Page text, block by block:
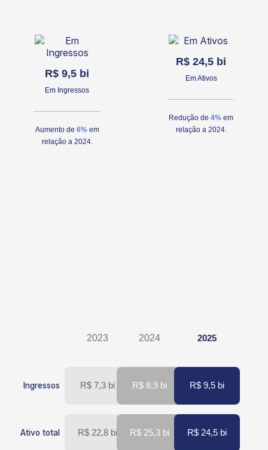
R$ 9,5 bi
Em Ingressos
Aumento de 6%em
relação a 2024.
R$ 24,5 bi
Em Ativos
Redução de 4% em
relação a 2024.
2023 2024 2025
Ingressos R$ 7,3 bi R$ 8,9 bi R$ 9,5 bi
Ativo total R$ 22,8 bi R$ 25,3 bi R$ 24,5 bi